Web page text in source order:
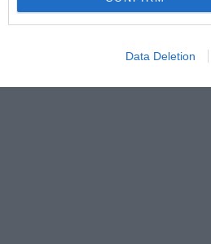
Data Deletion